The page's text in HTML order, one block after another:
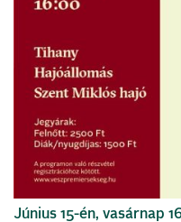
Június 15-én, vasárnap